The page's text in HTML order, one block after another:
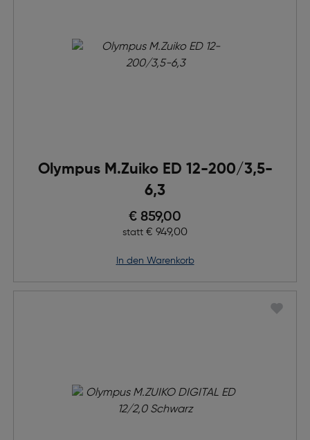
Olympus M.Zuiko ED 12-200/3,5-
6,3
Preis nach Rabatts
€ 859,00
statt Ursprünglicher Preis
€ 949,00
in den Warenkorb